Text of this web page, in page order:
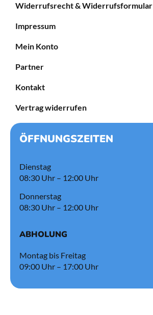
Widerrufsrecht & Widerrufsformular
Impressum
Mein Konto
Partner
Kontakt
Vertrag widerrufen
ÖFFNUNGSZEITEN
Dienstag
08:30 Uhr – 12:00 Uhr
Donnerstag
08:30 Uhr – 12:00 Uhr
ABHOLUNG
Montag bis Freitag
09:00 Uhr – 17:00 Uhr